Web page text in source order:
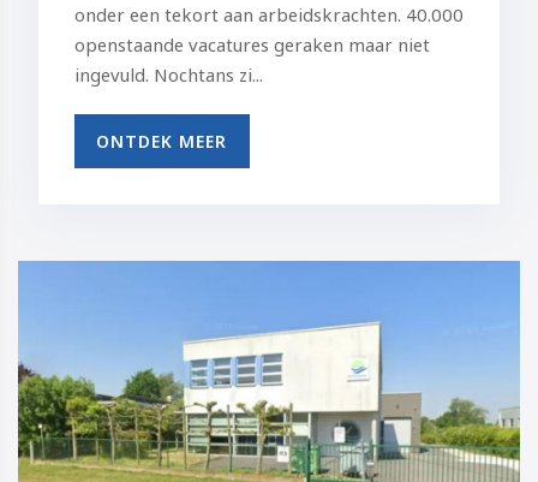
onder een tekort aan arbeidskrachten. 40.000
openstaande vacatures geraken maar niet
ingevuld. Nochtans zi...
ONTDEK MEER